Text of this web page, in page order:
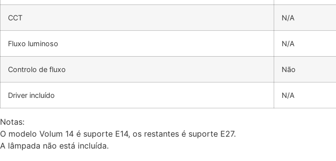
CCT N/A
Fluxo luminoso N/A
Controlo de fluxo Não
Driver incluído N/A
Notas:
O modelo Volum 14 é suporte E14, os restantes é suporte E27.
A lâmpada não está incluída.